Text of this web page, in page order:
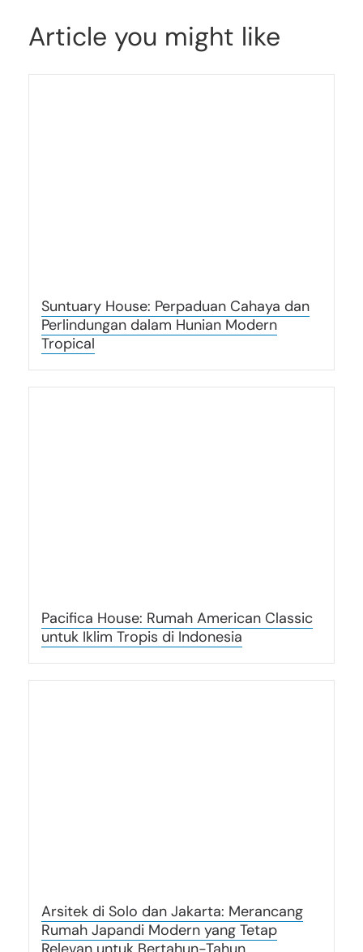
Article you might like
Suntuary House: Perpaduan Cahaya dan
Perlindungan dalam Hunian Modern
Tropical
Pacifica House: Rumah American Classic
untuk Iklim Tropis di Indonesia
Arsitek di Solo dan Jakarta: Merancang
Rumah Japandi Modern yang Tetap